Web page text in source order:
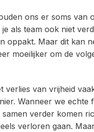
ons er soms van
als team ook niet
oppakt. Maar dit kan
moeilijker om de
verlies van vrijheid
Wanneer we
verder komen
verloren gaan.